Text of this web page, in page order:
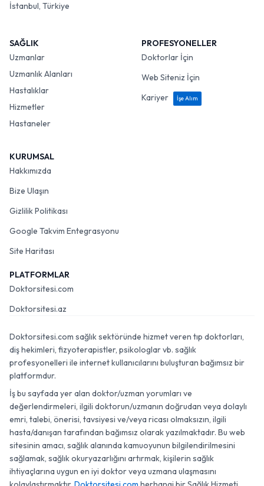
İstanbul, Türkiye
SAĞLIK
Uzmanlar
Uzmanlık Alanları
Hastalıklar
Hizmetler
Hastaneler
PROFESYONELLER
Doktorlar İçin
Web Siteniz İçin
Kariyer
İşe Alım
KURUMSAL
Hakkımızda
Bize Ulaşın
Gizlilik Politikası
Google Takvim Entegrasyonu
Site Haritası
PLATFORMLAR
Doktorsitesi.com
Doktorsitesi.az
Doktorsitesi.com sağlık sektöründe hizmet veren tıp doktorları,
diş hekimleri, fizyoterapistler, psikologlar vb. sağlık
profesyonelleri ile internet kullanıcılarını buluşturan bağımsız bir
platformdur.
İş bu sayfada yer alan doktor/uzman yorumları ve
değerlendirmeleri, ilgili doktorun/uzmanın doğrudan veya dolaylı
emri, talebi, önerisi, tavsiyesi ve/veya ricası olmaksızın, ilgili
hasta/danışan tarafından bağımsız olarak yazılmaktadır. Bu web
sitesinin amacı, sağlık alanında kamuoyunun bilgilendirilmesini
sağlamak, sağlık okuryazarlığını artırmak, kişilerin sağlık
ihtiyaçlarına uygun en iyi doktor veya uzmana ulaşmasını